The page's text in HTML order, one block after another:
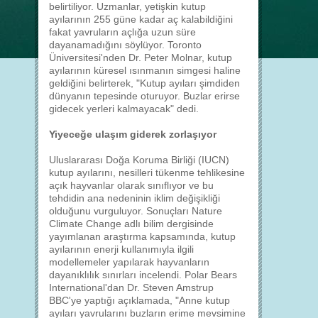
belirtiliyor. Uzmanlar, yetişkin kutup
ayılarının 255 güne kadar aç kalabildiğini
fakat yavruların açlığa uzun süre
dayanamadığını söylüyor. Toronto
Üniversitesi'nden Dr. Peter Molnar, kutup
ayılarının küresel ısınmanın simgesi haline
geldiğini belirterek, "Kutup ayıları şimdiden
dünyanın tepesinde oturuyor. Buzlar erirse
gidecek yerleri kalmayacak" dedi.
Yiyeceğe ulaşım giderek zorlaşıyor
Uluslararası Doğa Koruma Birliği (IUCN)
kutup ayılarını, nesilleri tükenme tehlikesine
açık hayvanlar olarak sınıflıyor ve bu
tehdidin ana nedeninin iklim değişikliği
olduğunu vurguluyor. Sonuçları Nature
Climate Change adlı bilim dergisinde
yayımlanan araştırma kapsamında, kutup
ayılarının enerji kullanımıyla ilgili
modellemeler yapılarak hayvanların
dayanıklılık sınırları incelendi. Polar Bears
International'dan Dr. Steven Amstrup
BBC'ye yaptığı açıklamada, "Anne kutup
ayıları yavrularını buzların erime mevsimine